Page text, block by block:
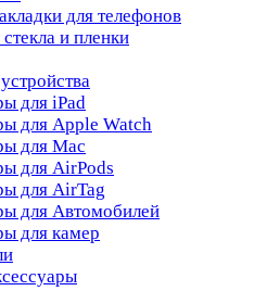
для телефонов
и пленки
для iPad
для Apple Watch
для Mac
для AirPods
для AirTag
для Автомобилей
для камер